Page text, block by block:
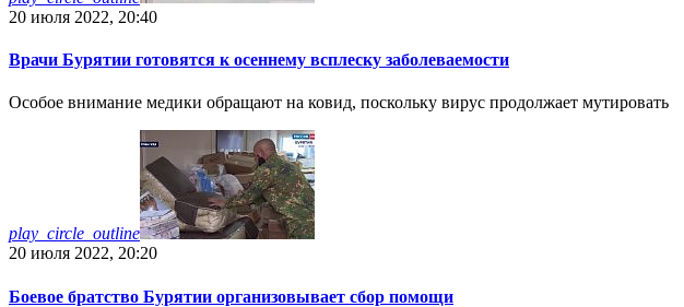
20 июля 2022, 20:40
Врачи Бурятии готовятся к осеннему всплеску заболеваемости
Особое внимание медики обращают на ковид, поскольку вирус продолжает мутировать
play_circle_outline
20 июля 2022, 20:20
Боевое братство Бурятии организовывает сбор помощи